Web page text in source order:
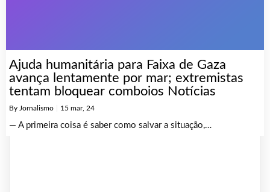
Ajuda humanitária para Faixa de Gaza
avança lentamente por mar; extremistas
tentam bloquear comboios Notícias
By Jornalismo 15 mar, 24
— A primeira coisa é saber como salvar a situação,…